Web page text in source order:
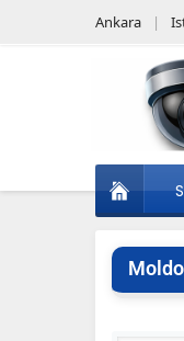
Ankara